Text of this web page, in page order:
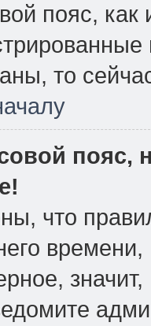
пояс,
то
пояс,
что